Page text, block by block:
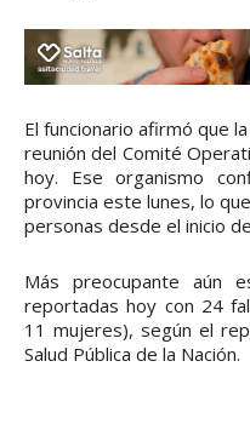
El funcionario afirmó que
reunión del Comité
hoy. Ese organismo
provincia este lunes, lo
personas desde el inicio
Más preocupante aún
reportadas hoy con 24
11 mujeres), según el
Salud Pública de la Nación.